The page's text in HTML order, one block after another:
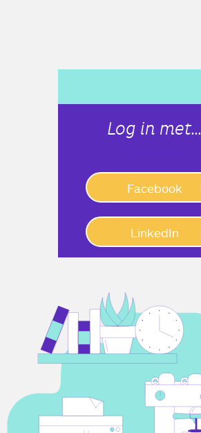
Log in met…
Facebook
LinkedIn